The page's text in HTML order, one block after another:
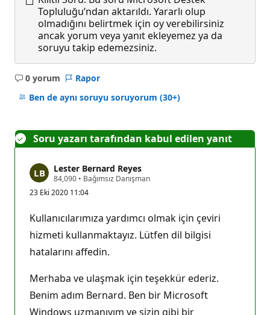
Topluluğu’ndan aktarıldı. Yararlı olup
olmadığını belirtmek için oy verebilirsiniz
ancak yorum veya yanıt ekleyemez ya da
soruyu takip edemezsiniz.
0 yorum
Açıklama
yok
Rapor
Ben de aynı soruyu soruyorum (30+)
Soru yazarı tarafından kabul edilen yanıt
Lester Bernard Reyes
84,090 S
y
ı
n
l
ı
k
a
ı
• Bağımsız Danışman
23 Eki 2020 11:04
Kullanıcılarımıza yardımcı olmak için çeviri
hizmeti kullanmaktayız. Lütfen dil bilgisi
hatalarını affedin.
Merhaba ve ulaşmak için teşekkür ederiz.
Benim adım Bernard. Ben bir Microsoft
Windows uzmanıyım ve sizin gibi bir